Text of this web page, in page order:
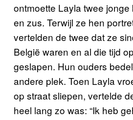
ontmoette Layla twee
en zus. Terwijl ze hen
vertelden de twee dat ze
België waren en al die tijd
geslapen. Hun ouders
andere plek. Toen Layla
op straat sliepen, vertelde
heel lang zo was: “Ik heb